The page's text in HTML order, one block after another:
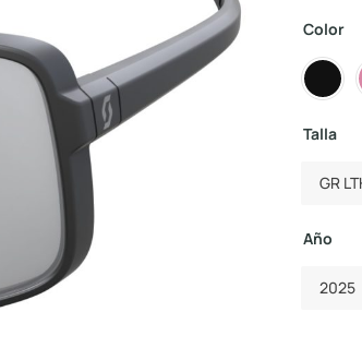
Color
Talla
GR
Año
2025